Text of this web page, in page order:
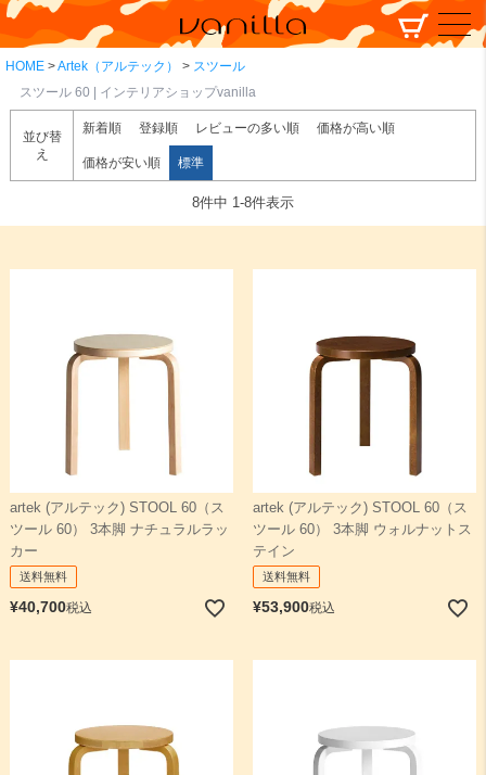
HOME Artek（アルテック）
スツール
スツール 60 | インテリアショップvanilla
検索
並び替
え
新着順 登録順 レビューの多い順 価格が高い順
価格が安い順 標準
8件中 1-8件表示
artek (アルテック) STOOL 60（ス
ツール 60） 3本脚 ナチュラルラッ
カー
送料無料
¥40,700税込
artek (アルテック) STOOL 60（ス
ツール 60） 3本脚 ウォルナットス
テイン
送料無料
¥53,900税込